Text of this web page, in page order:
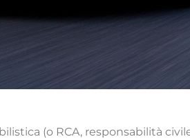
(o RCA, responsabilità